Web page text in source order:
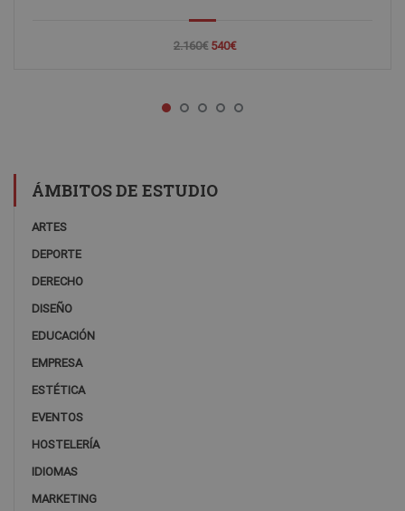
2.160€ 540€
ÁMBITOS DE ESTUDIO
ARTES
DEPORTE
DERECHO
DISEÑO
EDUCACIÓN
EMPRESA
ESTÉTICA
EVENTOS
HOSTELERÍA
IDIOMAS
MARKETING